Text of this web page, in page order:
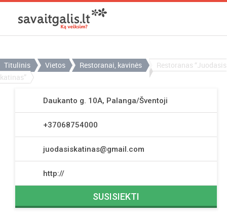
Titulinis Vietos Restoranai, kavinės
Restoranas “Juodasis
katinas”
Daukanto g. 10A, Palanga/Šventoji
+37068754000
juodasiskatinas@gmail.com
http://
SUSISIEKTI